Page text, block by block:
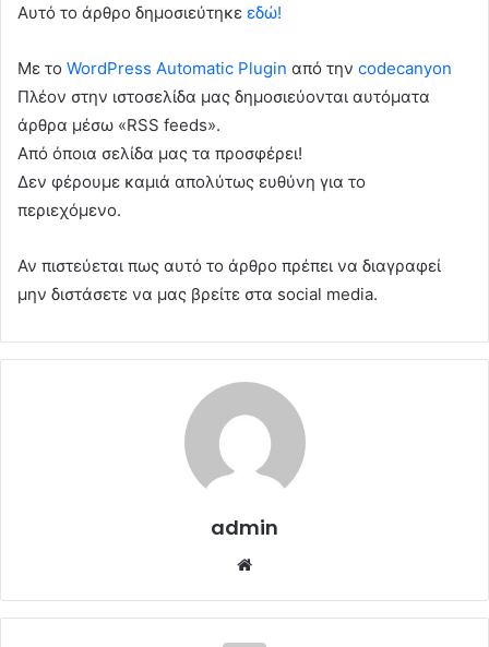
Αυτό το άρθρο δημοσιεύτηκε εδώ!
Με το WordPress Automatic Plugin από την codecanyon
Πλέον στην ιστοσελίδα μας δημοσιεύονται αυτόματα
άρθρα μέσω «RSS feeds».
Από όποια σελίδα μας τα προσφέρει!
Δεν φέρουμε καμιά απολύτως ευθύνη για το
περιεχόμενο.
Αν πιστεύεται πως αυτό το άρθρο πρέπει να διαγραφεί
μην διστάσετε να μας βρείτε στα social media.
admin